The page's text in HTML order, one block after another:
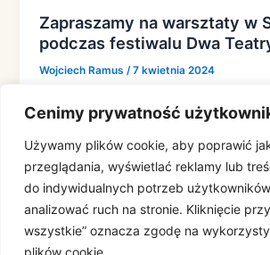
Cenimy prywatność
Używamy plików cookie, aby poprawić
przeglądania, wyświetlać reklamy lub
do indywidualnych potrzeb
analizować ruch na stronie. Kliknięcie
wszystkie” oznacza zgodę na
plików cookie.
Zapraszamy na warsztaty w
podczas festiwalu Dwa
Wojciech Ramus/7 kwietnia 2024
←Poprzedni 1 2